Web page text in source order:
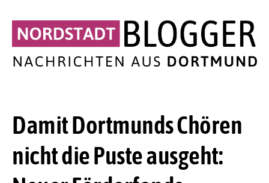
Damit Dortmunds Chören
nicht die Puste ausgeht: